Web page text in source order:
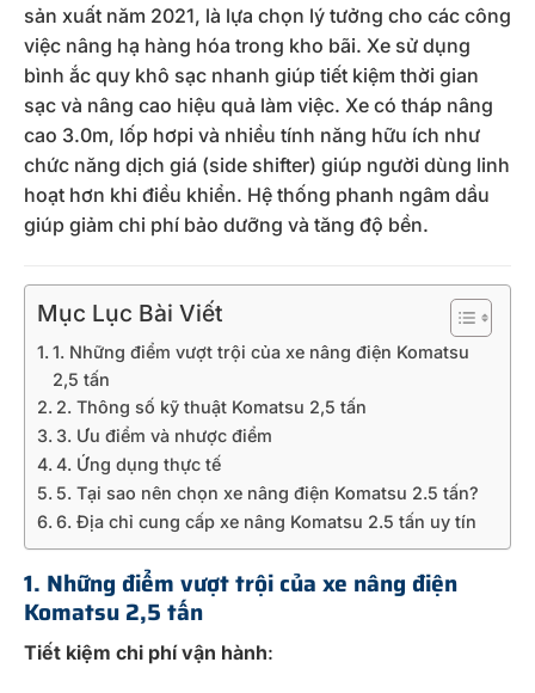
sản xuất năm 2021, là lựa chọn lý tưởng cho các công
việc nâng hạ hàng hóa trong kho bãi. Xe sử dụng
bình ắc quy khô sạc nhanh giúp tiết kiệm thời gian
sạc và nâng cao hiệu quả làm việc. Xe có tháp nâng
cao 3.0m, lốp hơpi và nhiều tính năng hữu ích như
chức năng dịch giá (side shifter) giúp người dùng linh
hoạt hơn khi điều khiển. Hệ thống phanh ngâm dầu
giúp giảm chi phí bảo dưỡng và tăng độ bền.
Mục Lục Bài Viết
1. Những điểm vượt trội của xe nâng điện Komatsu
2,5 tấn
2. Thông số kỹ thuật Komatsu 2,5 tấn
3. Ưu điểm và nhược điểm
4. Ứng dụng thực tế
5. Tại sao nên chọn xe nâng điện Komatsu 2.5 tấn?
6. Địa chỉ cung cấp xe nâng Komatsu 2.5 tấn uy tín
1. Những điểm vượt trội của xe nâng điện
Komatsu 2,5 tấn
Tiết kiệm chi phí vận hành: